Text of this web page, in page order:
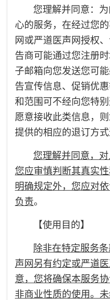
您理解并同意：
心的服务，在经过您
网或严道医声网授权
告商可能通过您注册
子邮箱向您发送您可
告宣传信息、促销优
和范围可不经向您特
愿意接收此类信息，
提供的相应的退订方式
您理解并同意，对
您应审慎判断其真实
明确规定外，您应对
负责。
【使用目的】
除非在特定服务
声网另有约定或严道
意，您将确保本服务
非商业性质的使用。